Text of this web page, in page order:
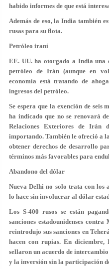
habido informes de que está
Además de eso, la India también
rusas para su flota.
Petróleo iraní
EE. UU. ha otorgado a India una
petróleo de Irán (aunque en
economía está tratando de
ingresos del petróleo.
Se espera que la exención de seis
ha indicado que no se renovará
Relaciones Exteriores de Irán
importando. También le ofreció a
obtener derechos de desarrollo
términos más favorables para
Abandono del dólar
Nueva Delhi no solo trata con los
lo hace sin involucrar al dólar
Los S-400 rusos se están
sanciones estadounidenses
reintrodujo sus sanciones en
hacen con rupias. En
sellaron un acuerdo de
y la inversión sin la participación